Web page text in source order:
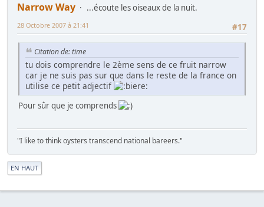
Narrow Way
...écoute les oiseaux de la nuit.
#17
28 Octobre 2007 à 21:41
Citation de: time
tu dois comprendre le 2ème sens de ce fruit narrow
car je ne suis pas sur que dans le reste de la france on
utilise ce petit adjectif
Pour sûr que je comprends
"I like to think oysters transcend national bareers."
EN HAUT